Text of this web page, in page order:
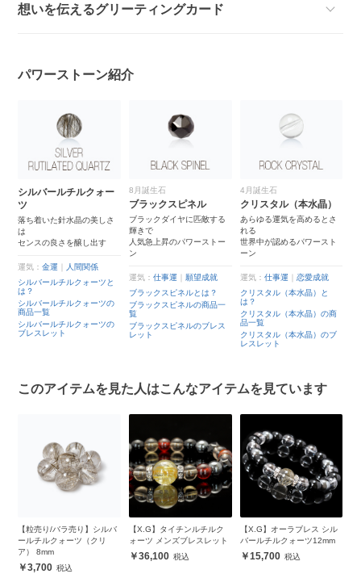
想いを伝えるグリーティングカード
パワーストーン紹介
シルバールチルクォー
ツ
落ち着いた針水晶の美しさ
は
センスの良さを醸し出す
運気：金運
人間関係
シルバールチルクォーツと
は？
シルバールチルクォーツの
商品一覧
シルバールチルクォーツの
ブレスレット
8月誕生石
ブラックスピネル
ブラックダイヤに匹敵する
輝きで
人気急上昇のパワーストー
ン
運気： 仕事運
願望成就
ブラックスピネルとは？
ブラックスピネルの商品一
覧
ブラックスピネルのブレス
レット
4月誕生石
クリスタル（本水晶）
あらゆる運気を高めるとさ
れる
世界中が認めるパワースト
ーン
運気： 仕事運
恋愛成就
クリスタル（本水晶）と
は？
クリスタル（本水晶）の商
品一覧
クリスタル（本水晶）のブ
レスレット
このアイテムを見た人はこんなアイテムを見ています
【粒売り/バラ売り】シルバ
ールチルクォーツ（クリ
ア） 8mm
3,700
【X.G】タイチンルチルク
ォーツ メンズブレスレット
36,100
【X.G】オーラブレス シル
バールチルクォーツ12mm
15,700